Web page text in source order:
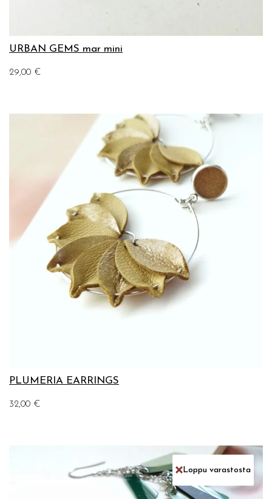
URBAN GEMS mar mini
29,00 €
PLUMERIA EARRINGS
32,00 €
Loppu varastosta